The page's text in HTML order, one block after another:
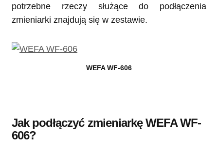
potrzebne rzeczy służące do podłączenia
zmieniarki znajdują się w zestawie.
WEFA WF-606
Jak podłączyć zmieniarkę WEFA WF-
606?